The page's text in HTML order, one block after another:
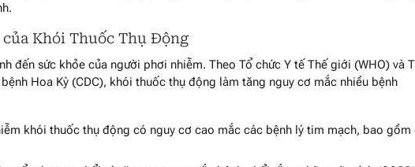
Khói Thuốc Thụ Động
đến sức khỏe của người phơi nhiễm. Theo Tổ chức Y tế Thế giới (WHO) và
Hoa Kỳ (CDC), khói thuốc thụ động làm tăng nguy cơ mắc nhiều bệnh
khói thuốc thụ động có nguy cơ cao mắc các bệnh lý tim mạch, bao gồm